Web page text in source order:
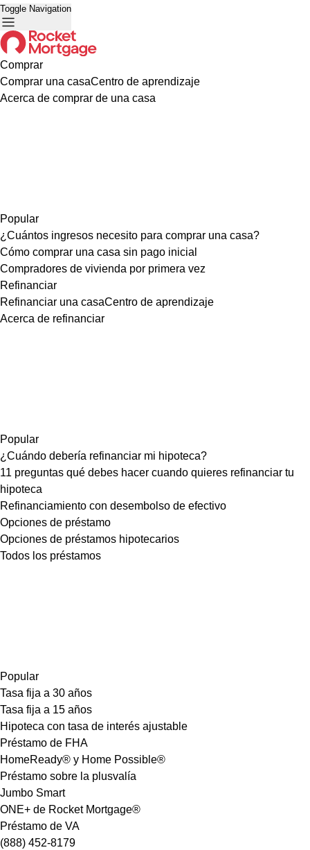
Toggle Navigation
Comprar
Comprar una casaCentro de aprendizaje
Acerca de comprar de una casa
Popular
¿Cuántos ingresos necesito para comprar una casa?
Cómo comprar una casa sin pago inicial
Compradores de vivienda por primera vez
Refinanciar
Refinanciar una casaCentro de aprendizaje
Acerca de refinanciar
Popular
¿Cuándo debería refinanciar mi hipoteca?
11 preguntas qué debes hacer cuando quieres refinanciar tu
hipoteca
Refinanciamiento con desembolso de efectivo
Opciones de préstamo
Opciones de préstamos hipotecarios
Todos los préstamos
Popular
Tasa fija a 30 años
Tasa fija a 15 años
Hipoteca con tasa de interés ajustable
Préstamo de FHA
HomeReady® y Home Possible®
Préstamo sobre la plusvalía
Jumbo Smart
ONE+ de Rocket Mortgage®
Préstamo de VA
(888) 452-8179